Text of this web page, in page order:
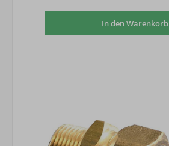
In den Warenkorb